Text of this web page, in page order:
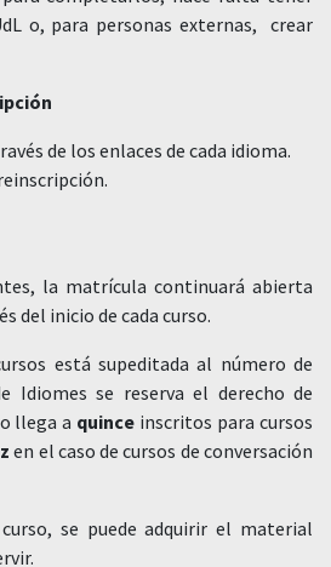
o, para personas externas, crear
de los enlaces de cada idioma.
la matrícula continuará abierta
del inicio de cada curso.
está supeditada al número de
Idiomes se reserva el derecho de
llega a quince inscritos para cursos
en el caso de cursos de conversación
se puede adquirir el material